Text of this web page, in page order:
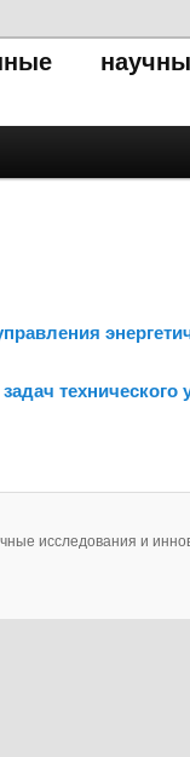
технического
исследования и